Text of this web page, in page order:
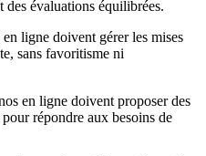
des évaluations équilibrées.
ligne doivent gérer les mises
sans favoritisme ni
en ligne doivent proposer des
répondre aux besoins de